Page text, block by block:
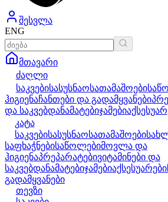
შესვლა
ENG
მთავარი
ძაღლი
საკვებისასუსნაოსათამაშოები
ჰიგიენაჩანთები და გადამყვანები
და საკვებდანამატებიჯამები
კატა
საკვებისასუსნაოსათამაშოები
საფხაჭნებისაწოლებიმოვლა და
ჰიგიენაპრეპარატებივიტამინები და
საკვებდანამატებიჯამებიაქსესუარები
გადამყვანები
თევზი